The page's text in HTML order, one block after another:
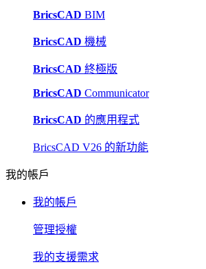
BricsCAD BIM
BricsCAD 機械
BricsCAD 終極版
BricsCAD Communicator
BricsCAD 的應用程式
BricsCAD V26 的新功能
我的帳戶
我的帳戶
管理授權
我的支援需求